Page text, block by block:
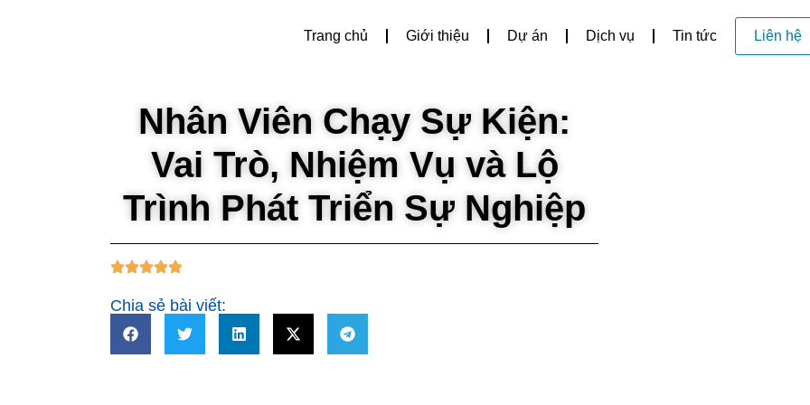
Trang chủ Giới thiệu Dự án Dịch vụ Tin tức Liên hệ
Nhân Viên Chạy Sự Kiện:
Vai Trò, Nhiệm Vụ và Lộ
Trình Phát Triển Sự Nghiệp
Chia sẻ bài viết: